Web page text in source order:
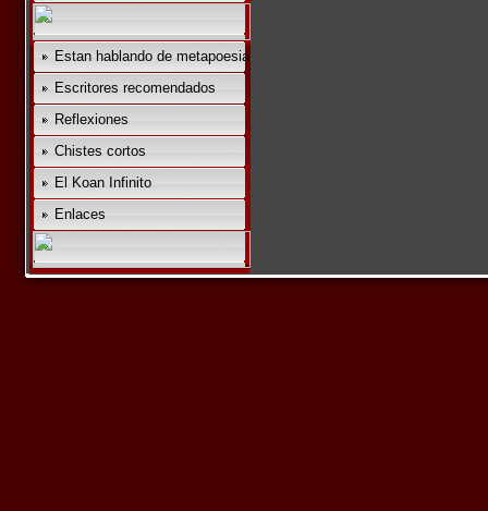
Estan hablando de metapoesia
Escritores recomendados
Reflexiones
Chistes cortos
El Koan Infinito
Enlaces